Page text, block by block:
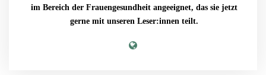
im Bereich der Frauengesundheit angeeignet, das sie jetzt
gerne mit unseren Leser:innen teilt.